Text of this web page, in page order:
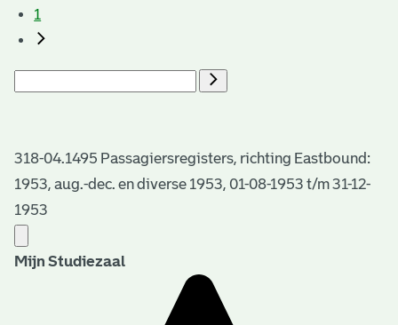
1
318-04.1495 Passagiersregisters, richting Eastbound:
1953, aug.-dec. en diverse 1953, 01-08-1953 t/m 31-12-
1953
Mijn Studiezaal